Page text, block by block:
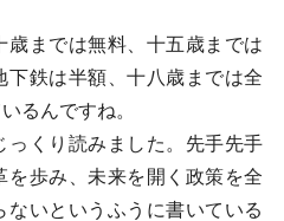
までは無料、十五歳までは
鉄は半額、十八歳までは全
るんですね。
くり読みました。先手先手
を歩み、未来を開く政策を全
ないというふうに書いている